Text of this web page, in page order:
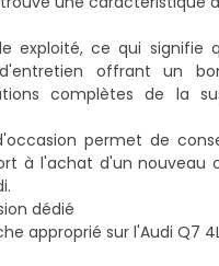
exploité, ce qui
offrant un
complètes de la
permet de
à l'achat d'un nouveau
dédié
approprié sur l'Audi Q7